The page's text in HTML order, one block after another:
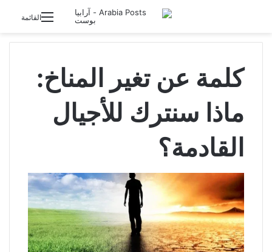
القائمة
تسجيل الدخول
كلمة عن تغير المناخ:
ماذا سنترك للأجيال
القادمة؟